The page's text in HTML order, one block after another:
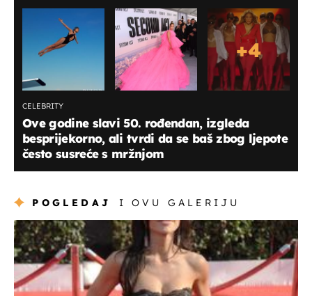
+4
CELEBRITY
Ove godine slavi 50. rođendan, izgleda
besprijekorno, ali tvrdi da se baš zbog ljepote
često susreće s mržnjom
POGLEDAJ I OVU GALERIJU